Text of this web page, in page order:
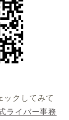
ックしてみて
ライバー事務